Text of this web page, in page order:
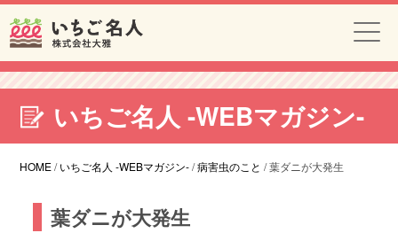
いちご名人 -WEBマガジン-
HOME/いちご名人 -WEBマガジン-/病害虫のこと /葉ダニが大発生
葉ダニが大発生